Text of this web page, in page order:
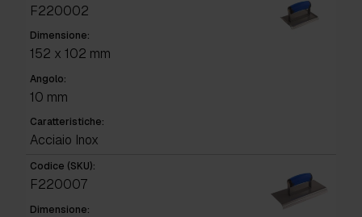
F220002
Dimensione:
152 x 102 mm
Angolo:
10 mm
Caratteristiche:
Acciaio Inox
Codice (SKU):
F220007
Dimensione: